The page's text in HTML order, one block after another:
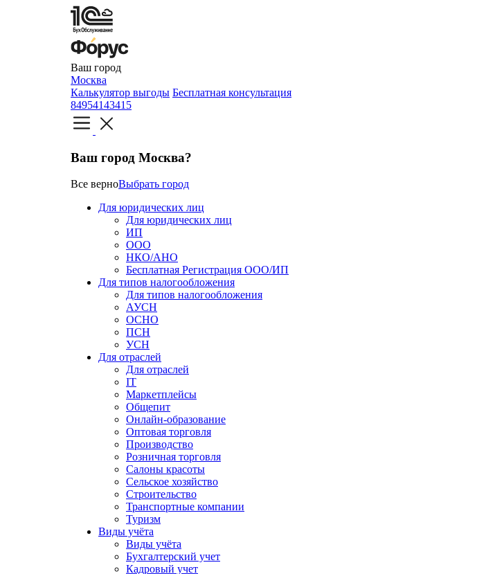
Ваш город
Москва
Калькулятор выгоды Бесплатная консультация
84954143415
Ваш город Москва?
Все верноВыбрать город
Для юридических лиц
Для юридических лиц
ИП
ООО
НКО/АНО
Бесплатная Регистрация ООО/ИП
Для типов налогообложения
Для типов налогообложения
АУСН
ОСНО
ПСН
УСН
Для отраслей
Для отраслей
IT
Маркетплейсы
Общепит
Онлайн-образование
Оптовая торговля
Производство
Розничная торговля
Салоны красоты
Сельское хозяйство
Строительство
Транспортные компании
Туризм
Виды учёта
Виды учёта
Бухгалтерский учет
Кадровый учет